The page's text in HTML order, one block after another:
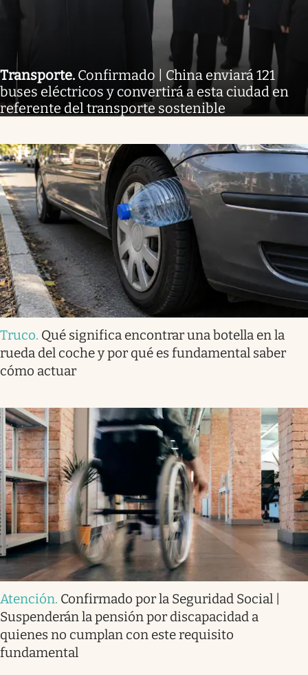
Transporte. Confirmado | China enviará 121
buses eléctricos y convertirá a esta ciudad en
referente del transporte sostenible
Truco. Qué significa encontrar una botella en la
rueda del coche y por qué es fundamental saber
cómo actuar
Atención. Confirmado por la Seguridad Social |
Suspenderán la pensión por discapacidad a
quienes no cumplan con este requisito
fundamental